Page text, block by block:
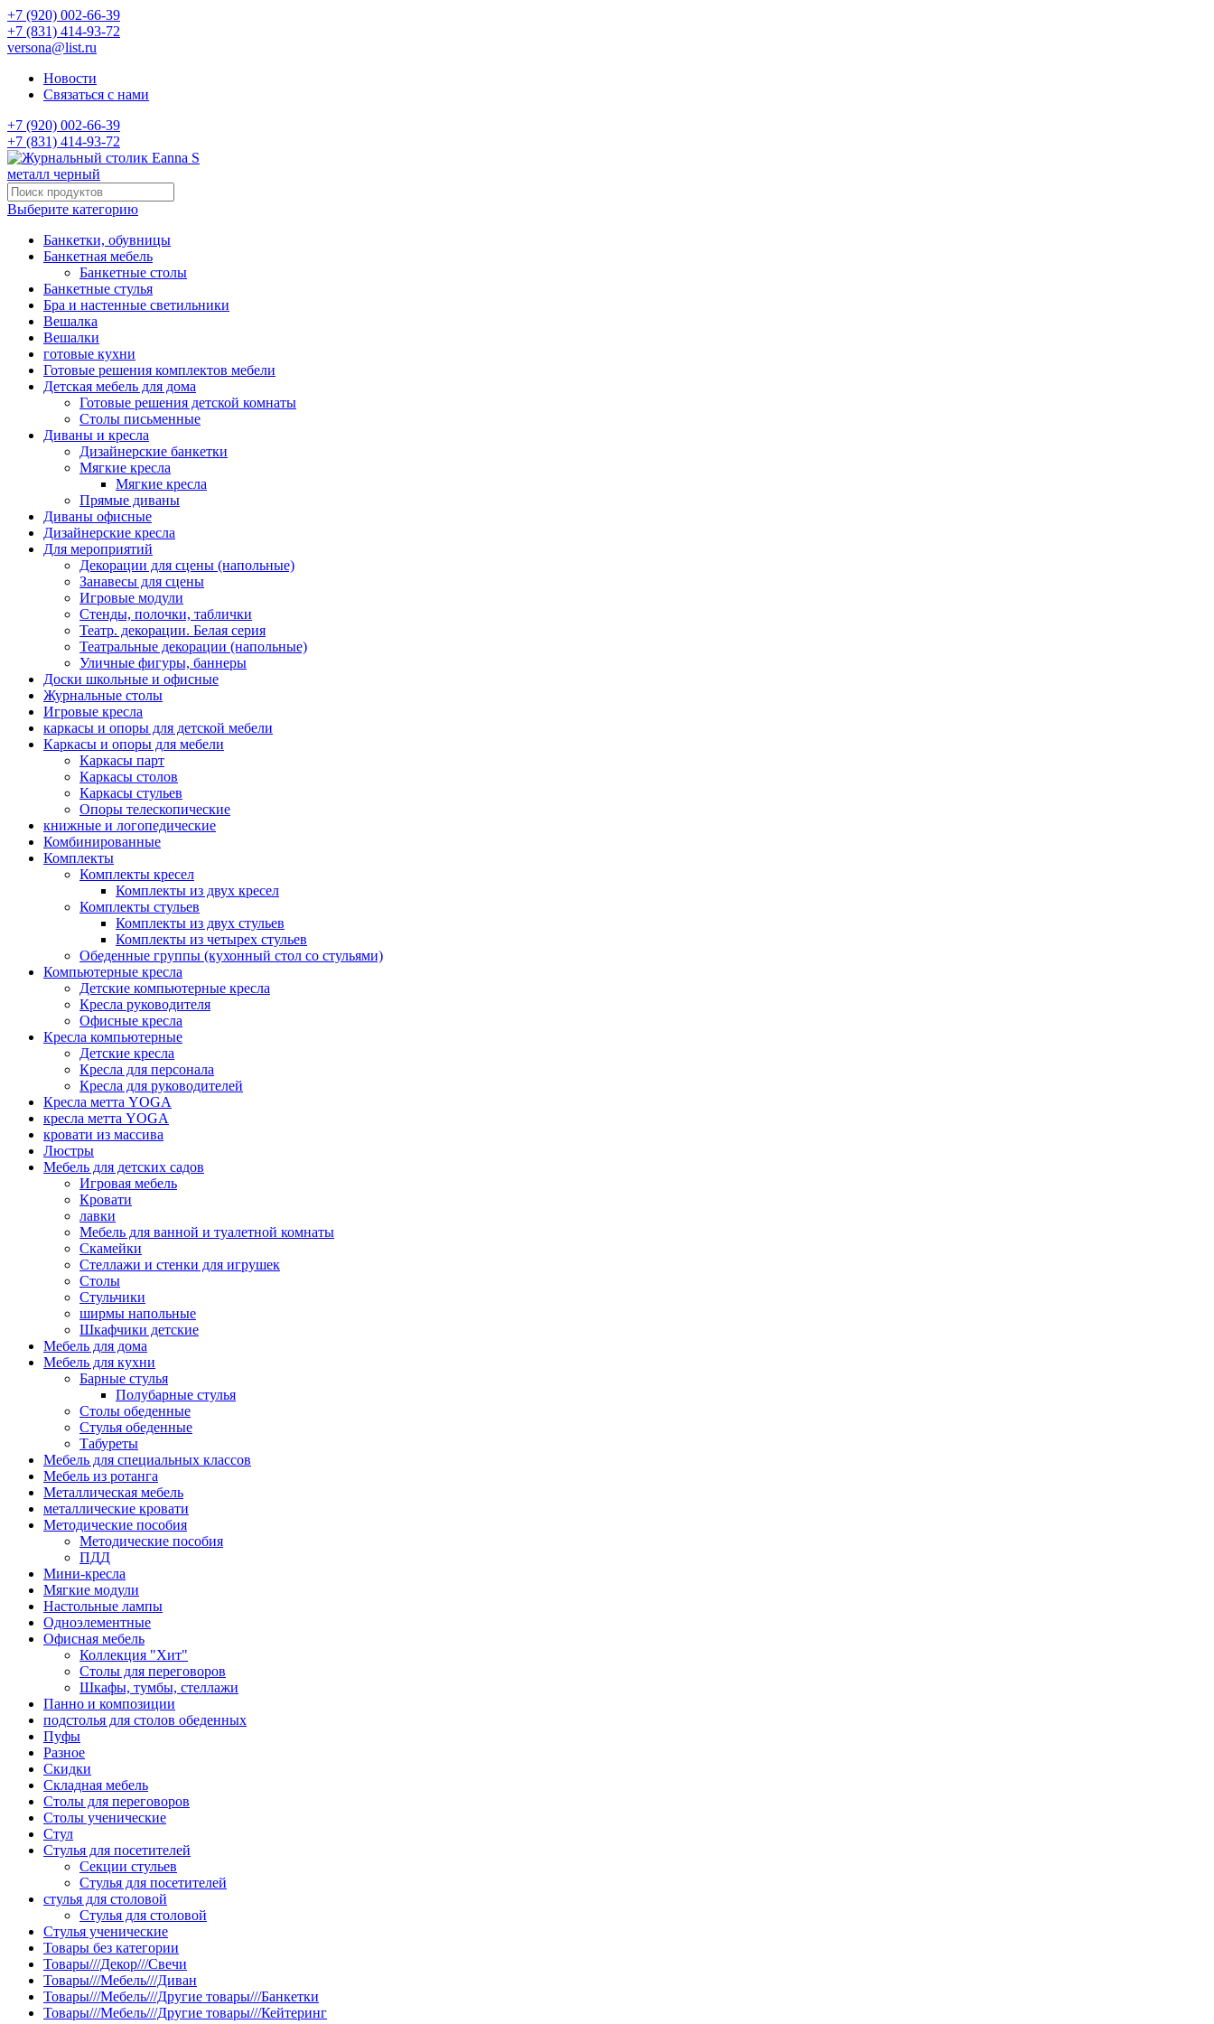
+7 (920) 002-66-39
+7 (831) 414-93-72
versona@list.ru
Новости
Связаться с нами
+7 (920) 002-66-39
+7 (831) 414-93-72
Выберите категорию
Банкетки, обувницы
Банкетная мебель
Банкетные столы
Банкетные стулья
Бра и настенные светильники
Вешалка
Вешалки
готовые кухни
Готовые решения комплектов мебели
Детская мебель для дома
Готовые решения детской комнаты
Столы письменные
Диваны и кресла
Дизайнерские банкетки
Мягкие кресла
Мягкие кресла
Прямые диваны
Диваны офисные
Дизайнерские кресла
Для мероприятий
Декорации для сцены (напольные)
Занавесы для сцены
Игровые модули
Стенды, полочки, таблички
Театр. декорации. Белая серия
Театральные декорации (напольные)
Уличные фигуры, баннеры
Доски школьные и офисные
Журнальные столы
Игровые кресла
каркасы и опоры для детской мебели
Каркасы и опоры для мебели
Каркасы парт
Каркасы столов
Каркасы стульев
Опоры телескопические
книжные и логопедические
Комбинированные
Комплекты
Комплекты кресел
Комплекты из двух кресел
Комплекты стульев
Комплекты из двух стульев
Комплекты из четырех стульев
Обеденные группы (кухонный стол со стульями)
Компьютерные кресла
Детские компьютерные кресла
Кресла руководителя
Офисные кресла
Кресла компьютерные
Детские кресла
Кресла для персонала
Кресла для руководителей
Кресла метта YOGA
кресла метта YOGA
кровати из массива
Люстры
Мебель для детских садов
Игровая мебель
Кровати
лавки
Мебель для ванной и туалетной комнаты
Скамейки
Стеллажи и стенки для игрушек
Столы
Стульчики
ширмы напольные
Шкафчики детские
Мебель для дома
Мебель для кухни
Барные стулья
Полубарные стулья
Столы обеденные
Стулья обеденные
Табуреты
Мебель для специальных классов
Мебель из ротанга
Металлическая мебель
металлические кровати
Методические пособия
Методические пособия
ПДД
Мини-кресла
Мягкие модули
Настольные лампы
Одноэлементные
Офисная мебель
Коллекция "Хит"
Столы для переговоров
Шкафы, тумбы, стеллажи
Панно и композиции
подстолья для столов обеденных
Пуфы
Разное
Скидки
Складная мебель
Столы для переговоров
Столы ученические
Стул
Стулья для посетителей
Секции стульев
Стулья для посетителей
стулья для столовой
Стулья для столовой
Стулья ученические
Товары без категории
Товары///Декор///Свечи
Товары///Мебель///Диван
Товары///Мебель///Другие товары///Банкетки
Товары///Мебель///Другие товары///Кейтеринг